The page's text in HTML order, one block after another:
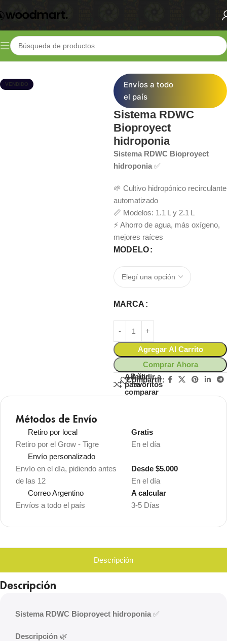
Inicio Shop
VENDIDO
Envíos a todo
el país
Sistema RDWC
Bioproyect
hidroponia
Sistema RDWC Bioproyect
hidroponia ✅
🌱 Cultivo hidropónico recirculante
automatizado
📏 Modelos: 1.1 L y 2.1 L
⚡ Ahorro de agua, más oxígeno,
mejores raíces
MODELO
MARCA
Agregar Al Carrito
Comprar Ahora
Añadir
para
comparar
Añadir a
favoritos
Compartir:
Métodos de Envío
Retiro por local
Retiro por el Grow - Tigre
En el día
Gratis
Envío personalizado
Envío en el día, pidiendo antes
de las 12
En el día
Desde $5.000
Correo Argentino
Envíos a todo el país
3-5 Días
A calcular
Descripción
Descripción
Sistema RDWC Bioproyect hidroponia ✅
Descripción 🌿